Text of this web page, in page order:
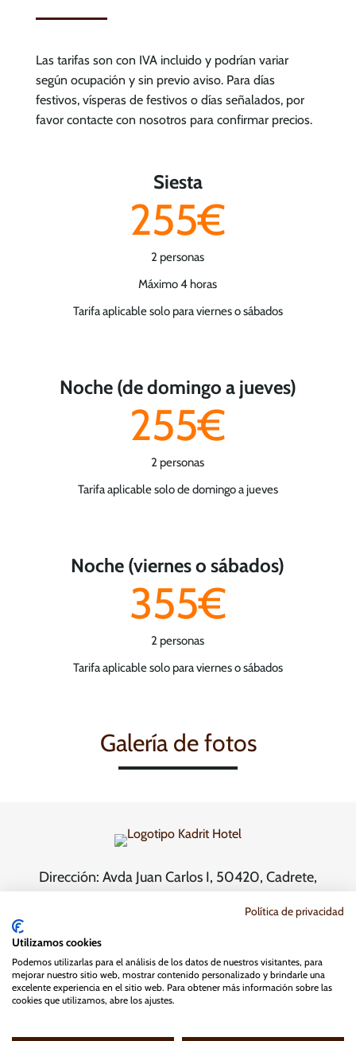
Las tarifas son con IVA incluido y podrían variar
según ocupación y sin previo aviso. Para días
festivos, vísperas de festivos o días señalados, por
favor contacte con nosotros para confirmar precios.
Siesta
255€
2 personas
Máximo 4 horas
Tarifa aplicable solo para viernes o sábados
Noche (de domingo a jueves)
255€
2 personas
Tarifa aplicable solo de domingo a jueves
Noche (viernes o sábados)
355€
2 personas
Tarifa aplicable solo para viernes o sábados
Galería de fotos
Dirección: Avda Juan Carlos I, 50420, Cadrete,
Correo electrónico:
Política de privacidad
Cookies
Aviso legal
Política de blog y RRSS
Política de privacidad
Utilizamos cookies
Podemos utilizarlas para el análisis de los datos de nuestros visitantes, para
mejorar nuestro sitio web, mostrar contenido personalizado y brindarle una
excelente experiencia en el sitio web. Para obtener más información sobre las
cookies que utilizamos, abre los ajustes.